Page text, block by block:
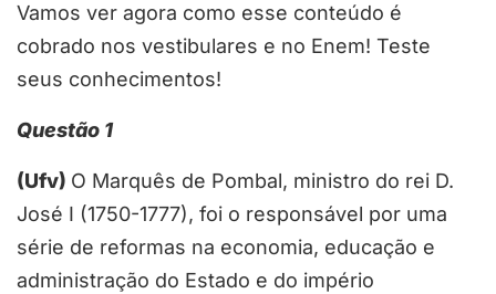
Vamos ver agora como esse conteúdo é
cobrado nos vestibulares e no Enem! Teste
seus conhecimentos!
Questão 1
(Ufv) O Marquês de Pombal, ministro do rei D.
José I (1750-1777), foi o responsável por uma
série de reformas na economia, educação e
administração do Estado e do império